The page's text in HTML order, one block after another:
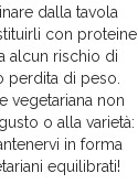
dalla tavola
con proteine
alcun rischio di
perdita di peso.
vegetariana non
o alla varietà:
in forma
equilibrati!